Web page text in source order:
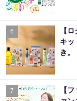
6
【
キッ
き。
7
【